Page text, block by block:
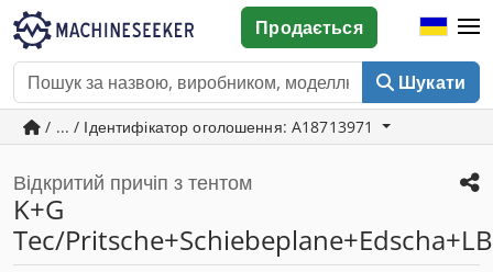
Шукати
Продається
/ ... / Ідентифікатор оголошення: A18713971
Відкритий причіп з тентом
K+G
Tec/